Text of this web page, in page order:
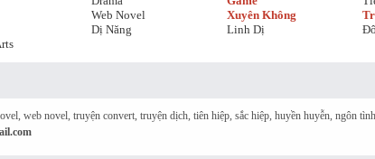
Web Novel Xuyên Không
Dị Năng Linh Dị
web novel, truyện convert, truyện dịch, tiên hiệp, sắc hiệp, huyền huyễn, ngôn